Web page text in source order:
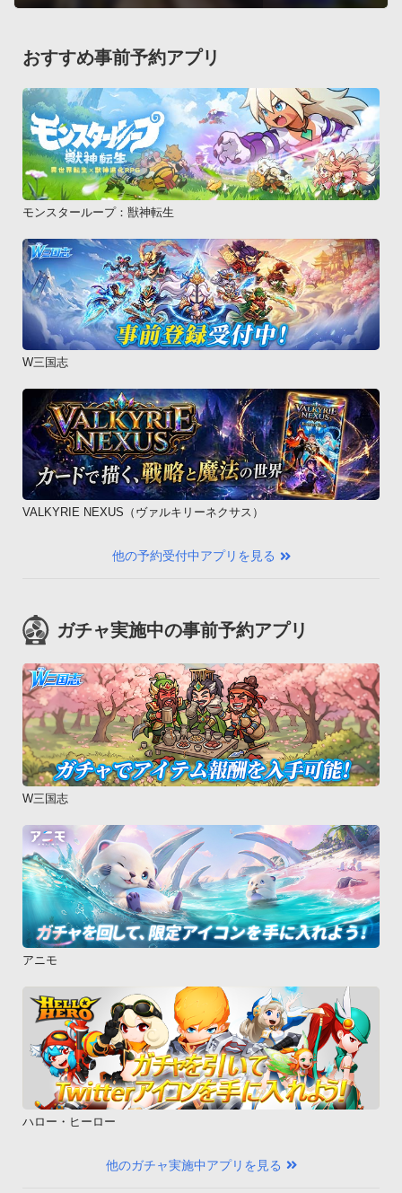
街は荒れて、町の中に暴漢が現れるようになったり衛兵に追い
どに。
おすすめ事前予約アプリ
モンスターループ：獣神転生
W三国志
VALKYRIE NEXUS（ヴァルキリーネクサス）
他の予約受付中アプリを見る
ガチャ実施中の事前予約アプリ
W三国志
アニモ
ハロー・ヒーロー
他のガチャ実施中アプリを見る